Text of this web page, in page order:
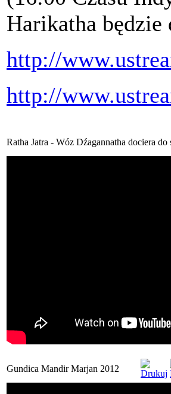
Harikatha będzie
http://
http://
Ratha Jatra - Wóz Dźagannatha dociera
Gundica Mandir Marjan 2012